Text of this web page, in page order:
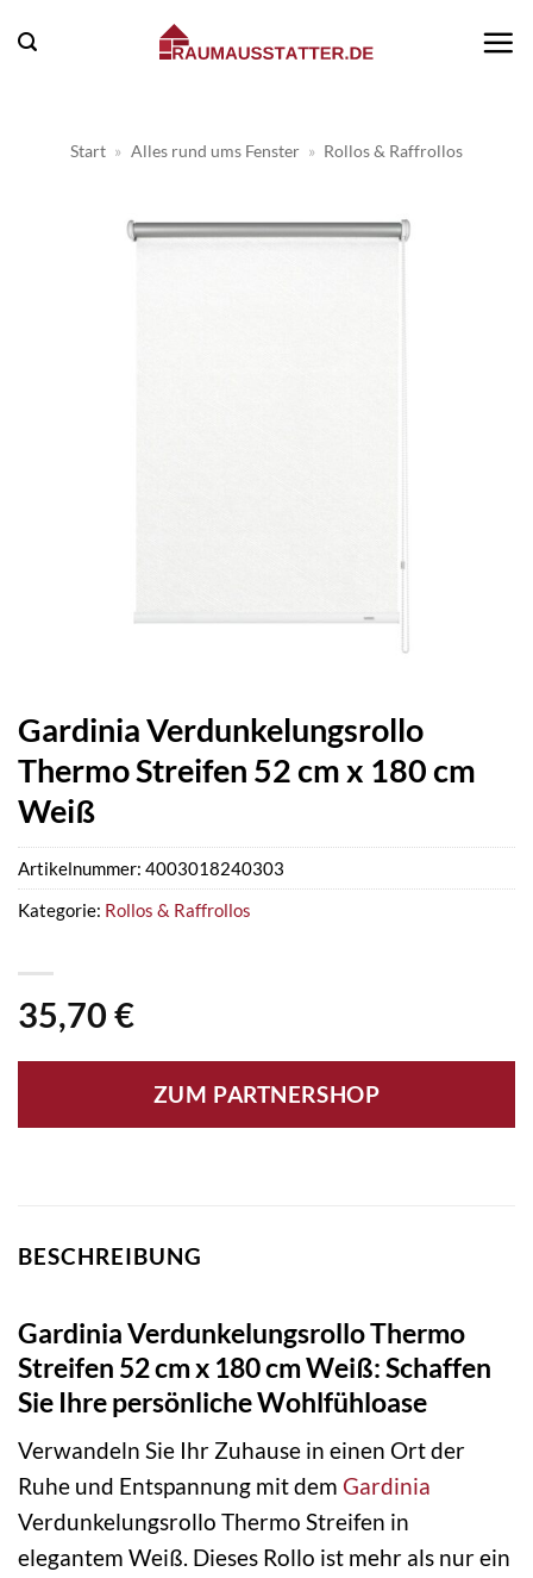
Inhalt
Start » Alles rund ums Fenster » Rollos & Raffrollos
Gardinia Verdunkelungsrollo
Thermo Streifen 52 cm x 180 cm
Weiß
35,70 €
ZUM PARTNERSHOP
Artikelnummer: 4003018240303
Kategorie: Rollos & Raffrollos
BESCHREIBUNG
Gardinia Verdunkelungsrollo Thermo
Streifen 52 cm x 180 cm Weiß: Schaffen
Sie Ihre persönliche Wohlfühloase
Verwandeln Sie Ihr Zuhause in einen Ort der
Ruhe und Entspannung mit dem Gardinia
Verdunkelungsrollo Thermo Streifen in
elegantem Weiß. Dieses Rollo ist mehr als nur ein